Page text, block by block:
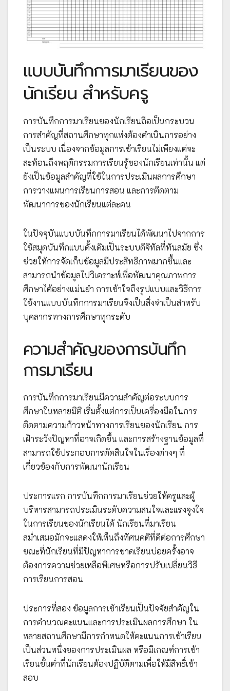
แบบบันทึกการมาเรียนของ
นักเรียน สำหรับครู
การบันทึกการมาเรียนของนักเรียนถือเป็นกระบวน
การสำคัญที่สถานศึกษาทุกแห่งต้องดำเนินการอย่าง
เป็นระบบ เนื่องจากข้อมูลการเข้าเรียนไม่เพียงแต่จะ
สะท้อนถึงพฤติกรรมการเรียนรู้ของนักเรียนเท่านั้น แต่
ยังเป็นข้อมูลสำคัญที่ใช้ในการประเมินผลการศึกษา
การวางแผนการเรียนการสอน และการติดตาม
พัฒนาการของนักเรียนแต่ละคน
ในปัจจุบันแบบบันทึกการมาเรียนได้พัฒนาไปจากการ
ใช้สมุดบันทึกแบบดั้งเดิมเป็นระบบดิจิทัลที่ทันสมัย ซึ่ง
ช่วยให้การจัดเก็บข้อมูลมีประสิทธิภาพมากขึ้นและ
สามารถนำข้อมูลไปวิเคราะห์เพื่อพัฒนาคุณภาพการ
ศึกษาได้อย่างแม่นยำ การเข้าใจถึงรูปแบบและวิธีการ
ใช้งานแบบบันทึกการมาเรียนจึงเป็นสิ่งจำเป็นสำหรับ
บุคลากรทางการศึกษาทุกระดับ
ความสำคัญของการบันทึก
การมาเรียน
การบันทึกการมาเรียนมีความสำคัญต่อระบบการ
ศึกษาในหลายมิติ เริ่มตั้งแต่การเป็นเครื่องมือในการ
ติดตามความก้าวหน้าทางการเรียนของนักเรียน การ
เฝ้าระวังปัญหาที่อาจเกิดขึ้น และการสร้างฐานข้อมูลที่
สามารถใช้ประกอบการตัดสินใจในเรื่องต่างๆ ที่
เกี่ยวข้องกับการพัฒนานักเรียน
ประการแรก การบันทึกการมาเรียนช่วยให้ครูและผู้
บริหารสามารถประเมินระดับความสนใจและแรงจูงใจ
ในการเรียนของนักเรียนได้ นักเรียนที่มาเรียน
สม่ำเสมอมักจะแสดงให้เห็นถึงทัศนคติที่ดีต่อการศึกษา
ขณะที่นักเรียนที่มีปัญหาการขาดเรียนบ่อยครั้งอาจ
ต้องการความช่วยเหลือพิเศษหรือการปรับเปลี่ยนวิธี
การเรียนการสอน
ประการที่สอง ข้อมูลการเข้าเรียนเป็นปัจจัยสำคัญใน
การคำนวณคะแนนและการประเมินผลการศึกษา ใน
หลายสถานศึกษามีการกำหนดให้คะแนนการเข้าเรียน
เป็นส่วนหนึ่งของการประเมินผล หรือมีเกณฑ์การเข้า
เรียนขั้นต่ำที่นักเรียนต้องปฏิบัติตามเพื่อให้มีสิทธิ์เข้า
สอบ